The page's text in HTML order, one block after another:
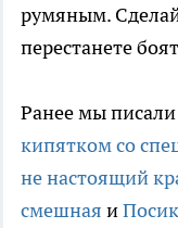
румяным.
перестанете
Ранее мы
кипятком со
не настоящий
смешная и